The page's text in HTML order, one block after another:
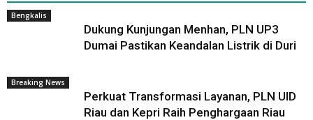
Bengkalis
Dukung Kunjungan Menhan, PLN UP3
Dumai Pastikan Keandalan Listrik di Duri
Breaking News
Perkuat Transformasi Layanan, PLN UID
Riau dan Kepri Raih Penghargaan Riau